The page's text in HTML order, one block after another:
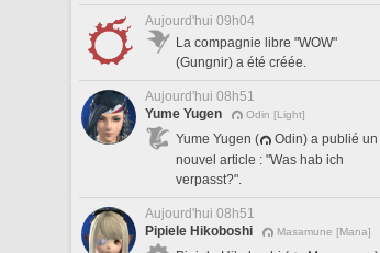
Aujourd'hui 09h04
La compagnie libre "WOW"
(Gungnir) a été créée.
Aujourd'hui 08h51
Yume Yugen
Odin [Light]
Yume Yugen (
Odin) a publié un
nouvel article : "Was hab ich
verpasst?".
Aujourd'hui 08h51
Pipiele Hikoboshi
Masamune [Mana]